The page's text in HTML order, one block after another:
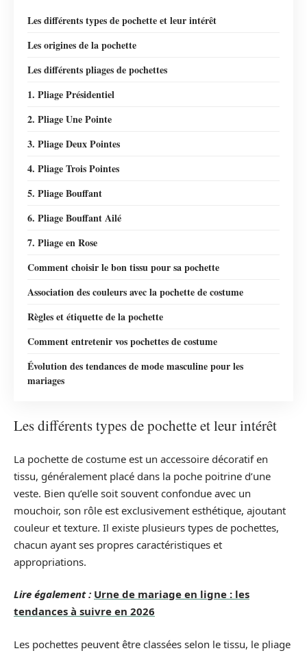
Les différents types de pochette et leur intérêt
Les origines de la pochette
Les différents pliages de pochettes
1. Pliage Présidentiel
2. Pliage Une Pointe
3. Pliage Deux Pointes
4. Pliage Trois Pointes
5. Pliage Bouffant
6. Pliage Bouffant Ailé
7. Pliage en Rose
Comment choisir le bon tissu pour sa pochette
Association des couleurs avec la pochette de costume
Règles et étiquette de la pochette
Comment entretenir vos pochettes de costume
Évolution des tendances de mode masculine pour les
mariages
Les différents types de pochette et leur intérêt
La pochette de costume est un accessoire décoratif en
tissu, généralement placé dans la poche poitrine d’une
veste. Bien qu’elle soit souvent confondue avec un
mouchoir, son rôle est exclusivement esthétique, ajoutant
couleur et texture. Il existe plusieurs types de pochettes,
chacun ayant ses propres caractéristiques et
appropriations.
Lire également : Urne de mariage en ligne : les
tendances à suivre en 2026
Les pochettes peuvent être classées selon le tissu, le pliage